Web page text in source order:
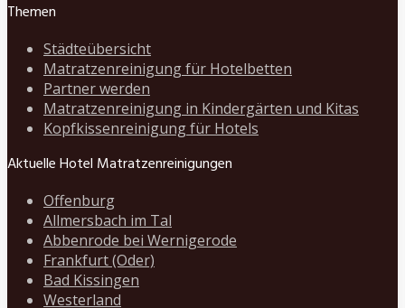
Themen
Städteübersicht
Matratzenreinigung für Hotelbetten
Partner werden
Matratzenreinigung in Kindergärten und Kitas
Kopfkissenreinigung für Hotels
Aktuelle Hotel Matratzenreinigungen
Offenburg
Allmersbach im Tal
Abbenrode bei Wernigerode
Frankfurt (Oder)
Bad Kissingen
Westerland